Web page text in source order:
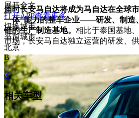
届时长安马自达将成为马自达在全球
一体”能力的整车企业——研发、 制造
链的生产制造基地。 相比于泰国基地
市场，长安马自达独立运营的研发、
展开全文
打开APP查看更多
切换城市
当前城市
北京
B
X
相关车型